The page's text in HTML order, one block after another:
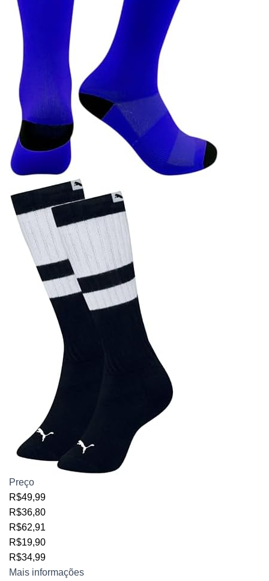
Preço
R$49,99
R$36,80
R$62,91
R$19,90
R$34,99
Mais informações